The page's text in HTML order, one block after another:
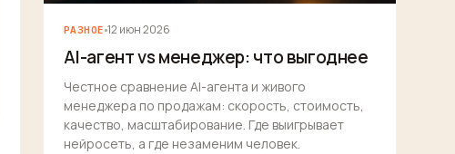
РАЗНОЕ 12 июн 2026
AI-агент vs менеджер: что выгоднее
Честное сравнение AI-агента и живого
менеджера по продажам: скорость, стоимость,
качество, масштабирование. Где выигрывает
нейросеть, а где незаменим человек.